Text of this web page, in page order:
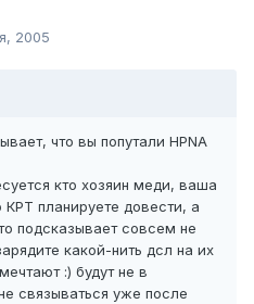
2005
что вы попутали HPNA
кто хозяин меди, ваша
планируете довести, а
подсказывает совсем не
какой-нить дсл на их
:) будут не в
связываться уже после